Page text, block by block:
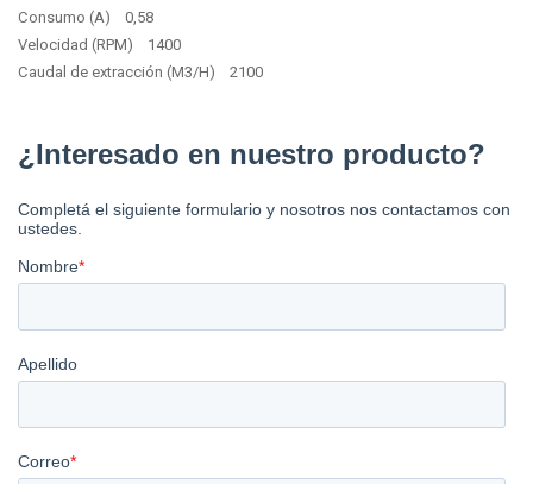
Consumo (A) 0,58
Velocidad (RPM) 1400
Caudal de extracción (M3/H) 2100